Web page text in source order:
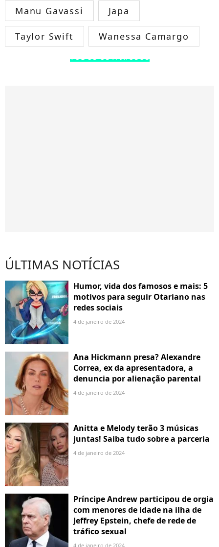
Manu Gavassi Japa
Taylor Swift Wanessa Camargo
TODOS OS FAMOSOS
ÚLTIMAS NOTÍCIAS
Humor, vida dos famosos e mais: 5
motivos para seguir Otariano nas
redes sociais
4 de janeiro de 2024
Ana Hickmann presa? Alexandre
Correa, ex da apresentadora, a
denuncia por alienação parental
4 de janeiro de 2024
Anitta e Melody terão 3 músicas
juntas! Saiba tudo sobre a parceria
4 de janeiro de 2024
Príncipe Andrew participou de orgia
com menores de idade na ilha de
Jeffrey Epstein, chefe de rede de
tráfico sexual
4 de janeiro de 2024